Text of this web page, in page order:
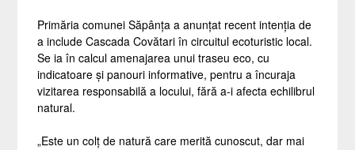
Primăria comunei Săpânța a anunțat recent intenția de
a include Cascada Covătari în circuitul ecoturistic local.
Se ia în calcul amenajarea unui traseu eco, cu
indicatoare și panouri informative, pentru a încuraja
vizitarea responsabilă a locului, fără a-i afecta echilibrul
natural.
„Este un colț de natură care merită cunoscut, dar mai